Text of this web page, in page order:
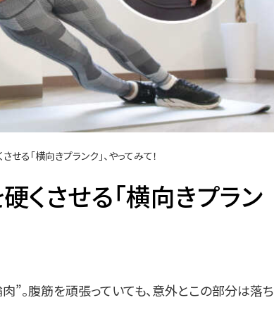
せる「横向きプランク」、やってみて！
くさせる「横向きプラン
”。腹筋を頑張っていても、意外とこの部分は落ち